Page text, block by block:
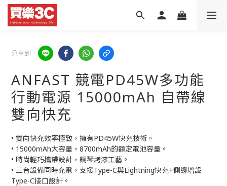
分享到
ANFAST 競電PD45W多功能
行動電源 15000mAh 自帶線
雙向快充
• 雙向快充效率極致，擁有PD45W快充技術。
• 15000mAh大容量，8700mAh的額定電池容量。
• 時尚輕巧攜帶設計，鋼琴烤漆工藝。
• 三台設備同時充電，支援Type-C與Lightning快充+側邊增設
Type-C接口設計。